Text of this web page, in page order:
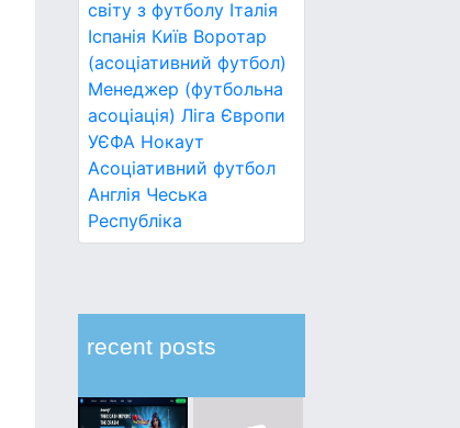
світу з футболу Італія
Іспанія Київ Воротар
(асоціативний футбол)
Менеджер (футбольна
асоціація) Ліга Європи
УЄФА Нокаут
Асоціативний футбол
Англія Чеська
Республіка
recent posts